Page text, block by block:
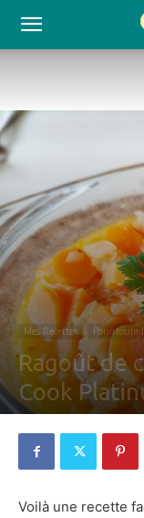
Mes Recettes Pour toute
Ragoût de
Cook
Voilà une recette